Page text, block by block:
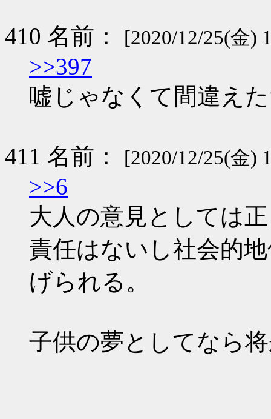
410 名前： [2020/12/25(金)
>>397
嘘じゃなくて間違え
411 名前： [2020/12/25(金)
>>6
大人の意見としては
責任はないし社会的
げられる。
子供の夢としてなら